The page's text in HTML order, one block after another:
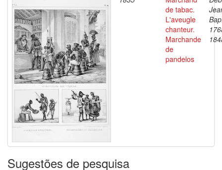
de tabac.
L'aveugle
chanteur.
Marchande
de
pandelos
Sugestões de pesquisa